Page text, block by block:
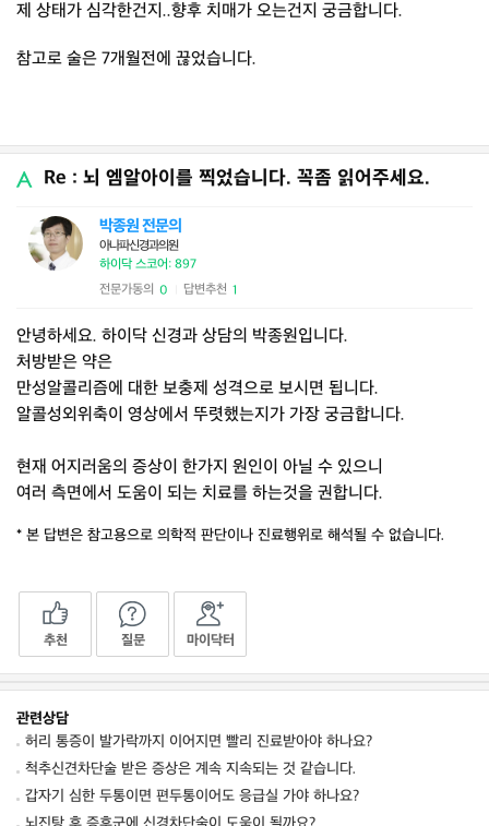
제 상태가 심각한건지..향후 치매가 오는건지 궁금합니다.
참고로 술은 7개월전에 끊었습니다.
Re : 뇌 엠알아이를 찍었습니다. 꼭좀 읽어주세요.
박종원 전문의
아나파신경과의원
하이닥 스코어: 897
전문가동의 0 답변추천 1
안녕하세요. 하이닥 신경과 상담의 박종원입니다.
처방받은 약은
만성알콜리즘에 대한 보충제 성격으로 보시면 됩니다.
알콜성외위축이 영상에서 뚜렷했는지가 가장 궁금합니다.
현재 어지러움의 증상이 한가지 원인이 아닐 수 있으니
여러 측면에서 도움이 되는 치료를 하는것을 권합니다.
* 본 답변은 참고용으로 의학적 판단이나 진료행위로 해석될 수 없습니다.
추천 질문 마이닥터
관련상담
허리 통증이 발가락까지 이어지면 빨리 진료받아야 하나요?
척추신견차단술 받은 증상은 계속 지속되는 것 같습니다.
갑자기 심한 두통이면 편두통이어도 응급실 가야 하나요?